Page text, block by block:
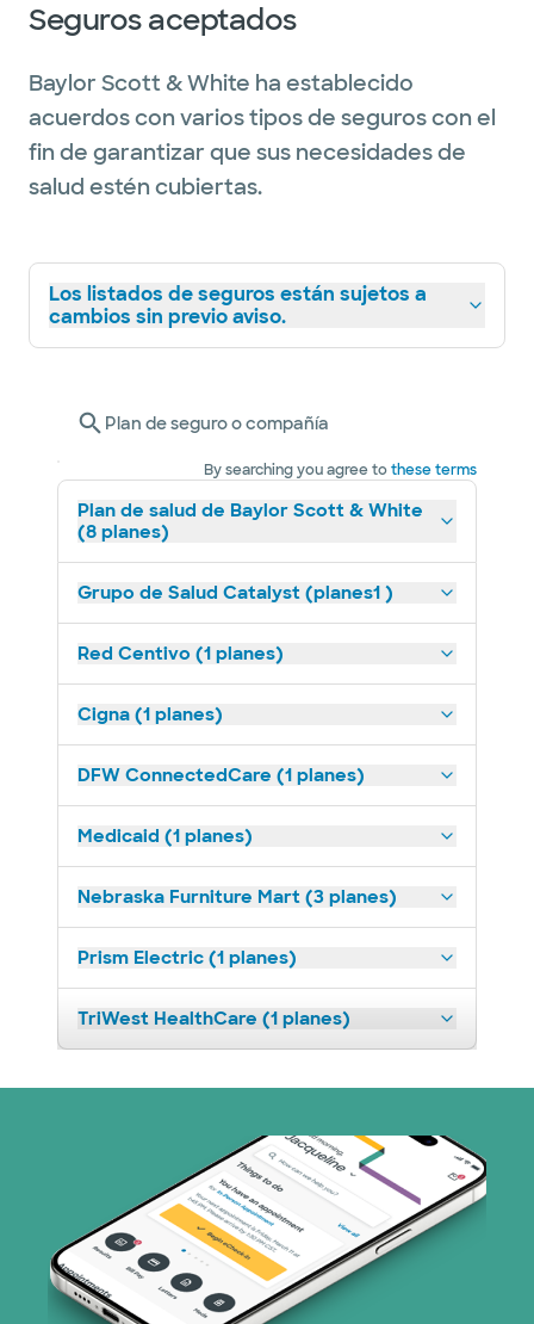
Seguros aceptados
Baylor Scott & White ha establecido
acuerdos con varios tipos de seguros con el
fin de garantizar que sus necesidades de
salud estén cubiertas.
Los listados de seguros están sujetos a
cambios sin previo aviso.
Plan de seguro o compañía
By searching you agree tothese terms
Plan de salud de Baylor Scott & White
(8 planes)
Grupo de Salud Catalyst (planes1 )
Red Centivo (1 planes)
Cigna (1 planes)
DFW ConnectedCare (1 planes)
Medicaid (1 planes)
Nebraska Furniture Mart (3 planes)
Prism Electric (1 planes)
TriWest HealthCare (1 planes)